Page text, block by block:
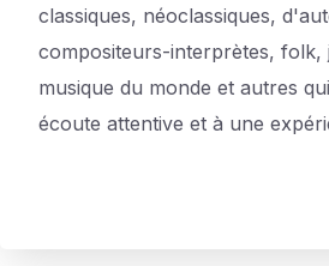
classiques, néoclassiques,
compositeurs-interprètes, folk,
musique du monde et autres
écoute attentive et à une